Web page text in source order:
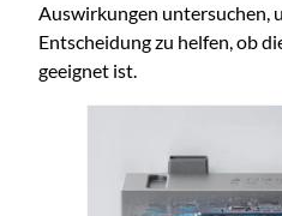
Auswirkungen untersuchen,
Entscheidung zu helfen, ob
geeignet ist.